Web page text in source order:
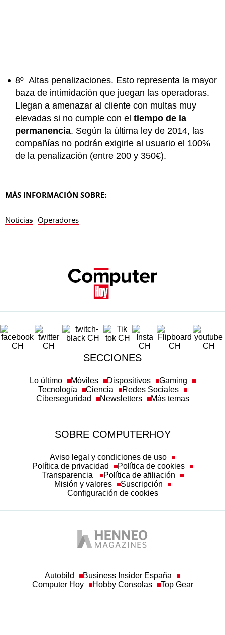
8º Altas penalizaciones. Esto representa la mayor
baza de intimidación que juegan las operadoras.
Llegan a amenazar al cliente con multas muy
elevadas si no cumple con el tiempo de la
permanencia. Según la última ley de 2014, las
compañías no podrán exigirle al usuario el 100%
de la penalización (entre 200 y 350€).
MÁS INFORMACIÓN SOBRE:
Noticias Operadores
SECCIONES
Lo último Móviles Dispositivos
Gaming
Tecnología
Ciencia
Redes Sociales
Ciberseguridad
Newsletters Más temas
SOBRE COMPUTERHOY
Aviso legal y condiciones de uso
Política de privacidad
Política de cookies
Transparencia
Política de afiliación
Misión y valores
Suscripción
Configuración de cookies
Autobild
Business Insider España
Computer Hoy
Hobby Consolas Top Gear